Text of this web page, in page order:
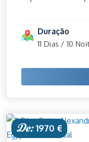
Duração
11 Dias / 10
De:1970 €